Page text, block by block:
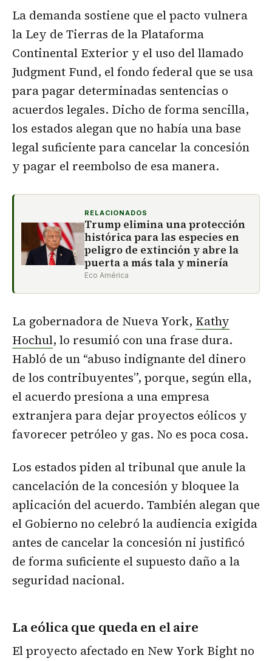
La demanda sostiene que el pacto vulnera
la Ley de Tierras de la Plataforma
Continental Exterior y el uso del llamado
Judgment Fund, el fondo federal que se usa
para pagar determinadas sentencias o
acuerdos legales. Dicho de forma sencilla,
los estados alegan que no había una base
legal suficiente para cancelar la concesión
y pagar el reembolso de esa manera.
RELACIONADOS
Trump elimina una protección
histórica para las especies en
peligro de extinción y abre la
puerta a más tala y minería
Eco América
La gobernadora de Nueva York, Kathy
Hochul, lo resumió con una frase dura.
Habló de un “abuso indignante del dinero
de los contribuyentes”, porque, según ella,
el acuerdo presiona a una empresa
extranjera para dejar proyectos eólicos y
favorecer petróleo y gas. No es poca cosa.
Los estados piden al tribunal que anule la
cancelación de la concesión y bloquee la
aplicación del acuerdo. También alegan que
el Gobierno no celebró la audiencia exigida
antes de cancelar la concesión ni justificó
de forma suficiente el supuesto daño a la
seguridad nacional.
La eólica que queda en el aire
El proyecto afectado en New York Bight no